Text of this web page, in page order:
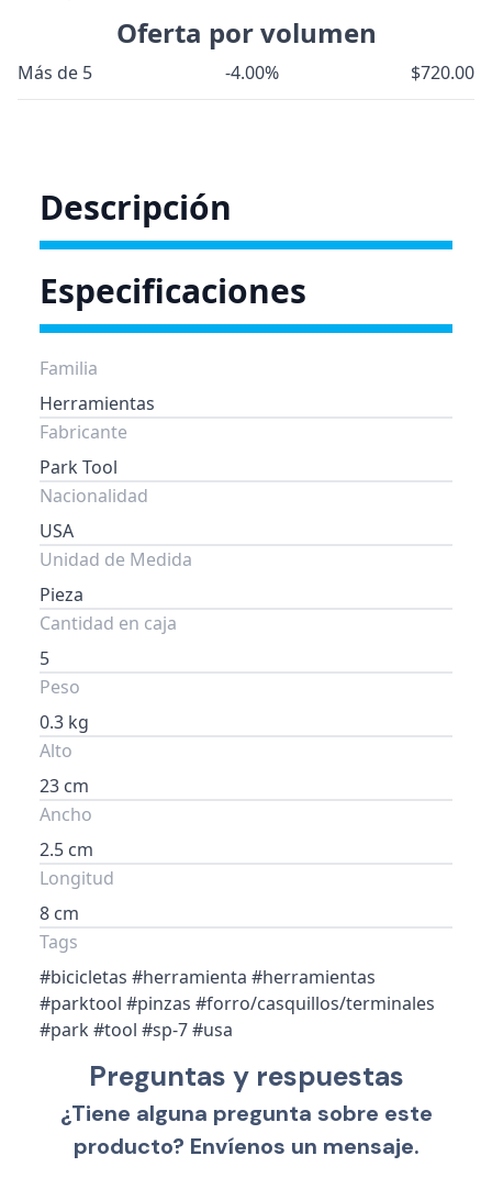
Oferta por volumen
Más de 5 -4.00% $720.00
Descripción
Especificaciones
Familia
Herramientas
Fabricante
Park Tool
Nacionalidad
USA
Unidad de Medida
Pieza
Cantidad en caja
5
Peso
0.3 kg
Alto
23 cm
Ancho
2.5 cm
Longitud
8 cm
Tags
#bicicletas #herramienta #herramientas
#parktool #pinzas #forro/casquillos/terminales
#park #tool #sp-7 #usa
Preguntas y respuestas
¿Tiene alguna pregunta sobre este
producto? Envíenos un mensaje.